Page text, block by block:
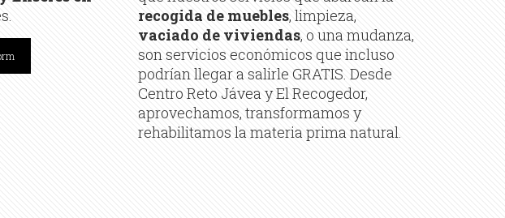
recogida de muebles, limpieza,
vaciado de viviendas, o una mudanza,
son servicios económicos que incluso
podrían llegar a salirle GRATIS. Desde
Centro Reto Jávea y El Recogedor,
aprovechamos, transformamos y
rehabilitamos la materia prima natural.